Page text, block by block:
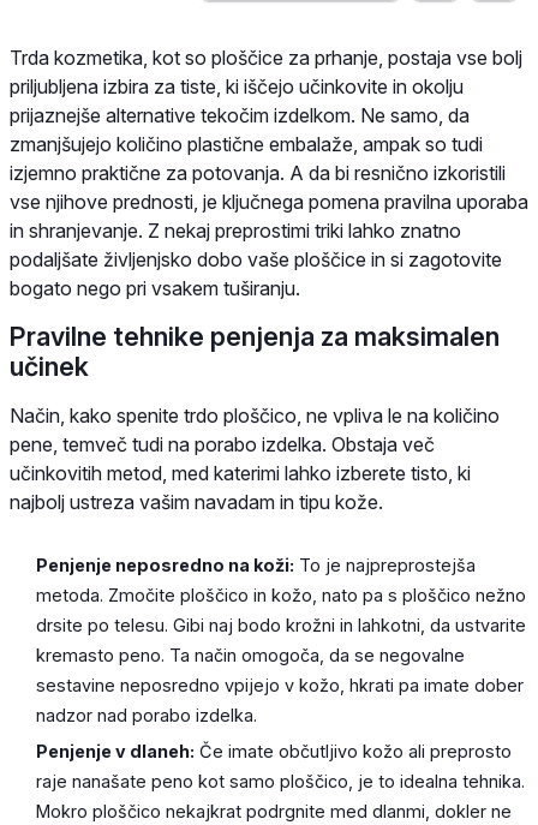
Trda kozmetika, kot so ploščice za prhanje, postaja vse bolj
priljubljena izbira za tiste, ki iščejo učinkovite in okolju
prijaznejše alternative tekočim izdelkom. Ne samo, da
zmanjšujejo količino plastične embalaže, ampak so tudi
izjemno praktične za potovanja. A da bi resnično izkoristili
vse njihove prednosti, je ključnega pomena pravilna uporaba
in shranjevanje. Z nekaj preprostimi triki lahko znatno
podaljšate življenjsko dobo vaše ploščice in si zagotovite
bogato nego pri vsakem tuširanju.
Pravilne tehnike penjenja za maksimalen
učinek
Način, kako spenite trdo ploščico, ne vpliva le na količino
pene, temveč tudi na porabo izdelka. Obstaja več
učinkovitih metod, med katerimi lahko izberete tisto, ki
najbolj ustreza vašim navadam in tipu kože.
Penjenje neposredno na koži: To je najpreprostejša
metoda. Zmočite ploščico in kožo, nato pa s ploščico nežno
drsite po telesu. Gibi naj bodo krožni in lahkotni, da ustvarite
kremasto peno. Ta način omogoča, da se negovalne
sestavine neposredno vpijejo v kožo, hkrati pa imate dober
nadzor nad porabo izdelka.
Penjenje v dlaneh: Če imate občutljivo kožo ali preprosto
raje nanašate peno kot samo ploščico, je to idealna tehnika.
Mokro ploščico nekajkrat podrgnite med dlanmi, dokler ne